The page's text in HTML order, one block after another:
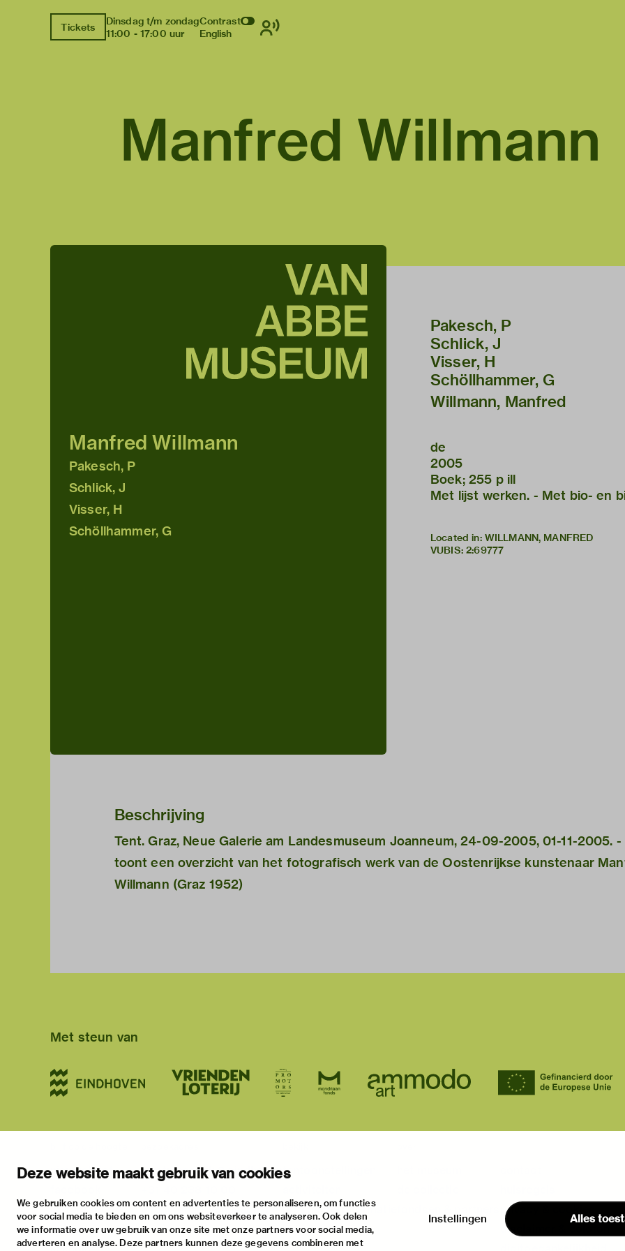
Deze website maakt gebruik van cookies
We gebruiken cookies om content en advertenties te personaliseren, om functies
voor social media te bieden en om ons websiteverkeer te analyseren. Ook delen
we informatie over uw gebruik van onze site met onze partners voor social media,
adverteren en analyse. Deze partners kunnen deze gegevens combineren met
Alles
Instellingen
Tickets
Dinsdag t/m zondag
11:00 - 17:00 uur
Contrast
English
Manfred Willmann
Manfred Willmann
Pakesch, P
Schlick, J
Visser, H
Schöllhammer, G
Pakesch, P
Schlick, J
Visser, H
Schöllhammer, G
Willmann, Manfred
de
2005
Boek; 255 p ill
Met lijst werken. - Met bio- en
Located in: WILLMANN, MANFRED
VUBIS: 2:69777
Beschrijving
Tent. Graz, Neue Galerie am Landesmuseum Joanneum, 24-09-2005, 01-11-2005.
toont een overzicht van het fotografisch werk van de Oostenrijkse kunstenaar
Willmann (Graz 1952)
Met steun van
nieuwsbrief
instagram
twitter
stratumsedijk 2 eindhoven
info@vanabbemuseum.nl
tentoonstellingen
praktische informatie
privacy & cookies
disclaimer & colofon